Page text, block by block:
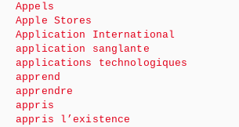
Appels
Apple Stores
Application International
application sanglante
applications technologiques
apprend
apprendre
appris
appris l’existence